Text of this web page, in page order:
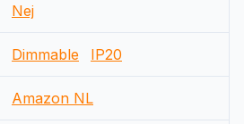
Nej
Dimmable IP20
Amazon NL